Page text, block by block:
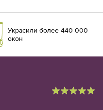
Украсили более 440 000
окон